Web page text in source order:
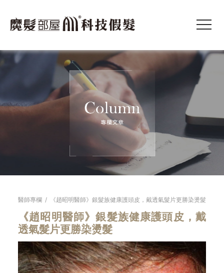
醫師專欄 / 《趙昭明醫師》銀髮族健康護頭皮，戴透氣髮片更勝染燙髮
《趙昭明醫師》銀髮族健康護頭皮，戴
透氣髮片更勝染燙髮